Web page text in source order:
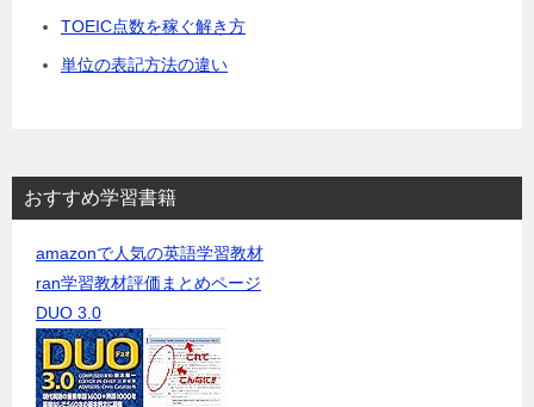
TOEIC点数を稼ぐ解き方
単位の表記方法の違い
おすすめ学習書籍
amazonで人気の英語学習教材
ran学習教材評価まとめページ
DUO 3.0